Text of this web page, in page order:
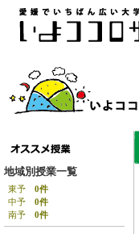
地域別授業一覧
東予 0件
中予 0件
南予 0件